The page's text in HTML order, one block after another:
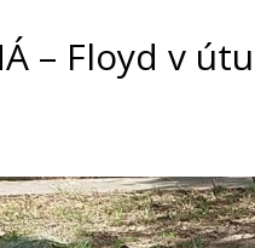
– Floyd v